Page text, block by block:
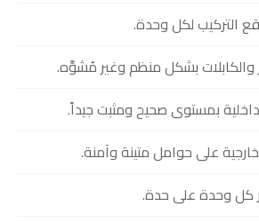
التركيب لكل وحدة.
والكابلات بشكل منظم وغير مُشوِّه.
بمستوى صحيح ومثبت جيداً.
على حوامل متينة وآمنة.
كل وحدة على حدة.